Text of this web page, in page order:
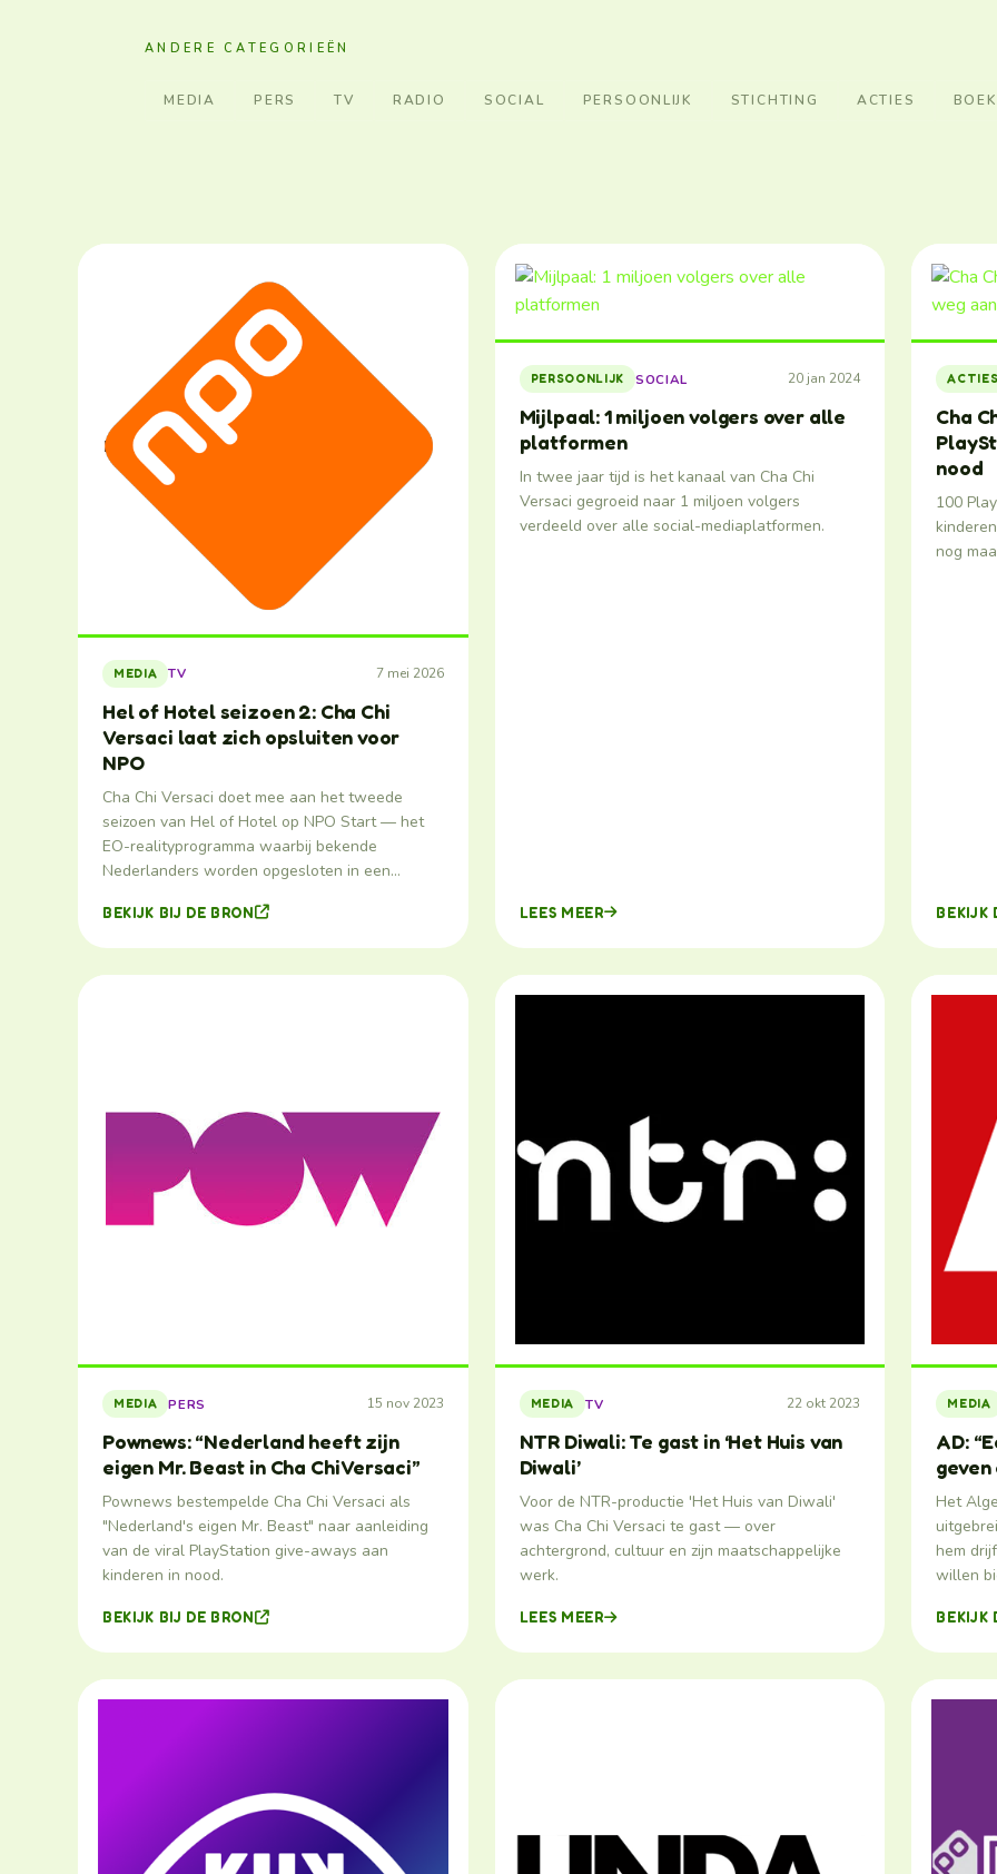
ANDERE CATEGORIEËN
MEDIA PERS TV RADIO SOCIAL PERSOONLIJK STICHTING ACTIES BOEK
MEDIA TV 7 mei 2026
Hel of Hotel seizoen 2: Cha Chi
Versaci laat zich opsluiten voor
NPO
Cha Chi Versaci doet mee aan het tweede
seizoen van Hel of Hotel op NPO Start — het
EO-realityprogramma waarbij bekende
Nederlanders worden opgesloten in een…
BEKIJK BIJ DE BRON
PERSOONLIJK SOCIAL 20 jan 2024
Mijlpaal: 1 miljoen volgers over alle
platformen
In twee jaar tijd is het kanaal van Cha Chi
Versaci gegroeid naar 1 miljoen volgers
verdeeld over alle social-mediaplatformen.
LEES MEER
Cha
nood
100
nog
BEKIJK
MEDIA PERS 15 nov 2023
Pownews: “Nederland heeft zijn
eigen Mr. Beast in Cha Chi Versaci”
Pownews bestempelde Cha Chi Versaci als
"Nederland's eigen Mr. Beast" naar aanleiding
van de viral PlayStation give-aways aan
kinderen in nood.
BEKIJK BIJ DE BRON
MEDIA TV 22 okt 2023
NTR Diwali: Te gast in ‘Het Huis van
Diwali’
Voor de NTR-productie 'Het Huis van Diwali'
was Cha Chi Versaci te gast — over
achtergrond, cultuur en zijn maatschappelijke
werk.
LEES MEER
MEDIA
AD:
Het
hem
willen
BEKIJK